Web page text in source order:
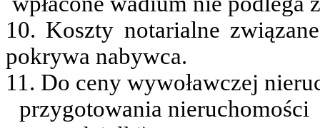
10. Koszty notarialne
pokrywa nabywca.
11. Do ceny wywoławczej
przygotowania nieruchomości